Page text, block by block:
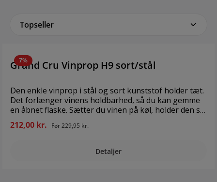
som dit eget lille
SNOREN med eller
uden flag – inde som
ude – et MixandMatch
Størrelse: 275 cm
7%
Grand Cru Vinprop H9 sort/stål
Den enkle vinprop i stål og sort kunststof holder tæt.
Det forlænger vinens holdbarhed, så du kan gemme
en åbnet flaske. Sætter du vinen på køl, holder den sig
endnu længere! Find også folieskærer, skænkeprop
og proptrækker i vinserien. Gode gaveideer til værten
Diameter: 2 cm Højde: 8,6 cm Bemærk: Alt vores plast
er fri for ftalater og bisphenol A (BPA)
212,00 kr. Før229,95 kr.
Detaljer